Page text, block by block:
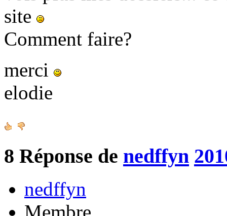
site
Comment faire?
merci
elodie
8 Réponse de nedffyn
nedffyn